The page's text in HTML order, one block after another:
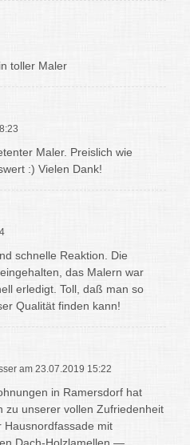
toller Maler
Maler. Preislich wie
:) Vielen Dank!
schnelle Reaktion. Die
das Malern war
erledigt. Toll, daß man so
Qualität finden kann!
am 23.07.2019 15:22
in Ramersdorf hat
zu unserer vollen Zufriedenheit
mit